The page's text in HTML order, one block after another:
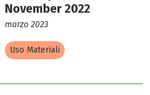
November 2022
marzo 2023
Uso Materiali